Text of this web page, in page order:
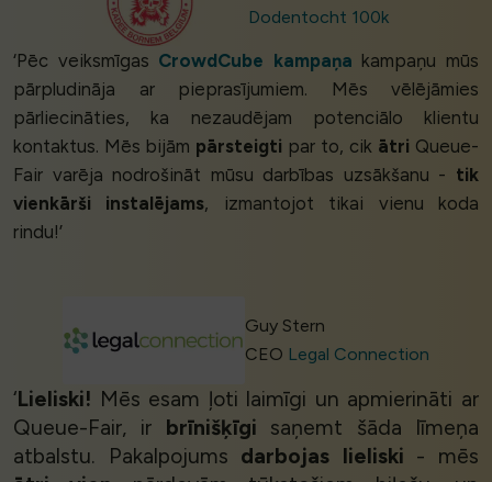
Dodentocht 100k
‘Pēc veiksmīgas CrowdCube kampaņa kampaņu mūs
pārpludināja ar pieprasījumiem. Mēs vēlējāmies
pārliecināties, ka nezaudējam potenciālo klientu
kontaktus. Mēs bijām pārsteigti par to, cik ātri Queue-
Fair varēja nodrošināt mūsu darbības uzsākšanu - tik
vienkārši instalējams, izmantojot tikai vienu koda
rindu!’
Guy Stern
CEO Legal Connection
‘Lieliski! Mēs esam ļoti laimīgi un apmierināti ar
Queue-Fair, ir brīnišķīgi saņemt šāda līmeņa
atbalstu. Pakalpojums darbojas lieliski - mēs